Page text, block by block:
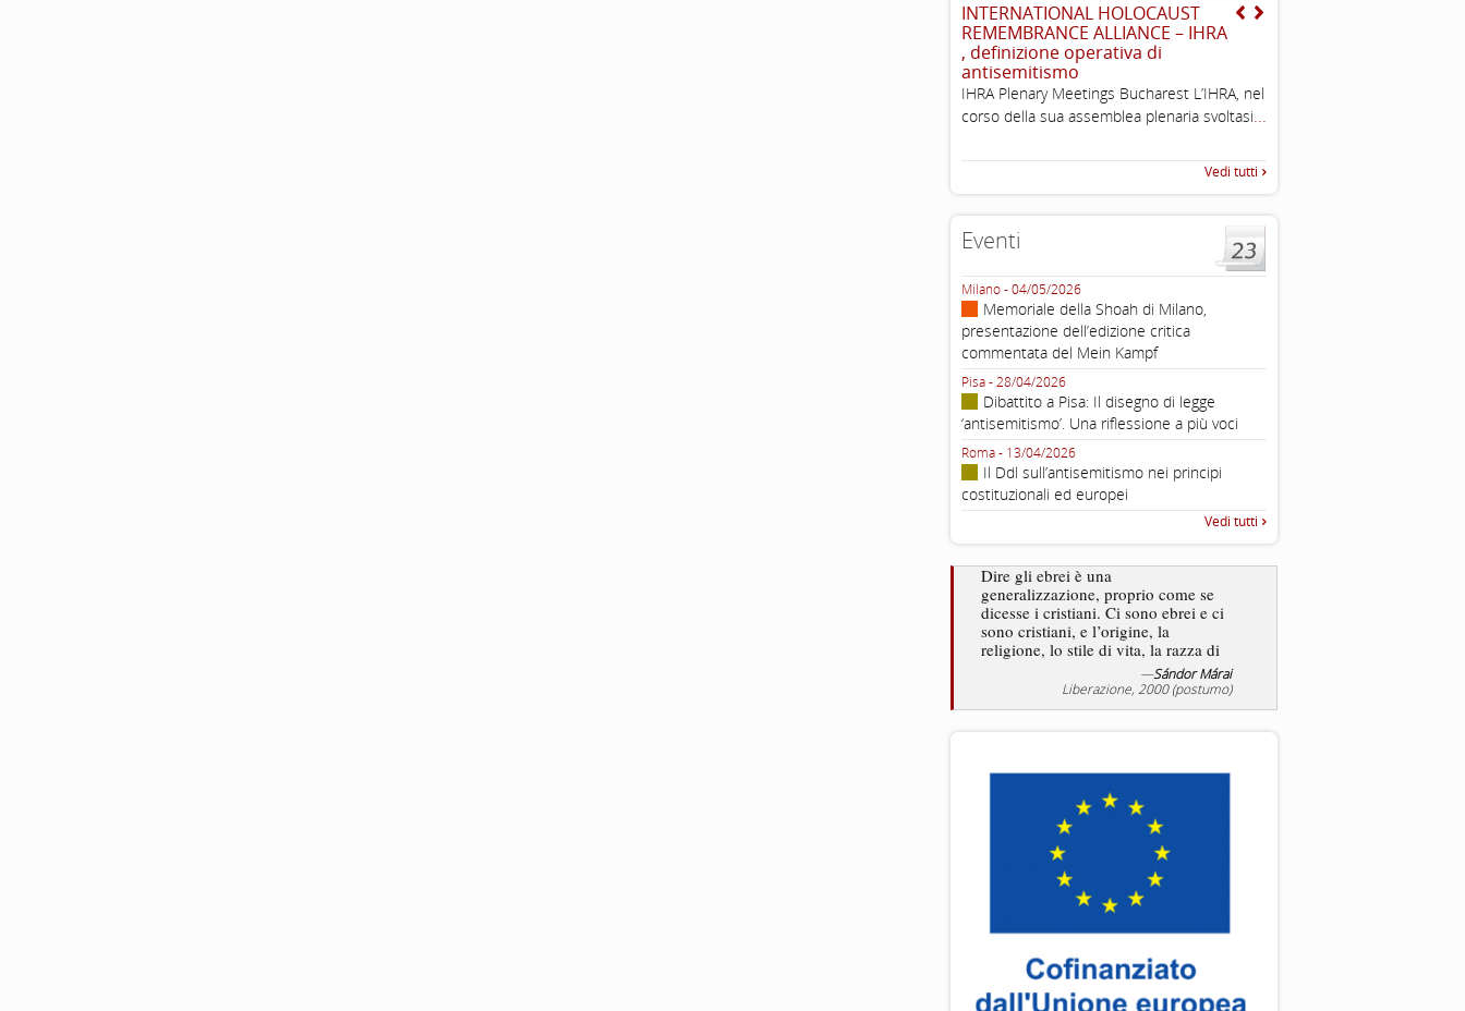
INTERNATIONAL HOLOCAUST
REMEMBRANCE ALLIANCE – IHRA
, definizione operativa di
antisemitismo
IHRA Plenary Meetings Bucharest L’IHRA, nel
corso della sua assemblea plenaria svoltasi...
Vedi tutti
Eventi
Milano - 04/05/2026
Memoriale della Shoah di Milano,
presentazione dell’edizione critica
commentata del Mein Kampf
Pisa - 28/04/2026
Dibattito a Pisa: Il disegno di legge
‘antisemitismo’. Una riflessione a più voci
Roma - 13/04/2026
Il Ddl sull’antisemitismo nei principi
costituzionali ed europei
Vedi tutti
Dire gli ebrei è una
generalizzazione, proprio come se
dicesse i cristiani. Ci sono ebrei e ci
sono cristiani, e l’origine, la
religione, lo stile di vita, la razza di
sicuro comportano tanti tratti...
—Sándor Márai
Liberazione, 2000 (postumo)